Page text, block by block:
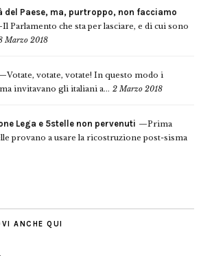
del Paese, ma, purtroppo, non facciamo
Il Parlamento che sta per lasciare, e di cui sono
Marzo 2018
Votate, votate, votate! In questo modo i
invitavano gli italiani a... 2 Marzo 2018
Lega e 5stelle non pervenuti
Prima
provano a usare la ricostruzione post-sisma
ANCHE QUI